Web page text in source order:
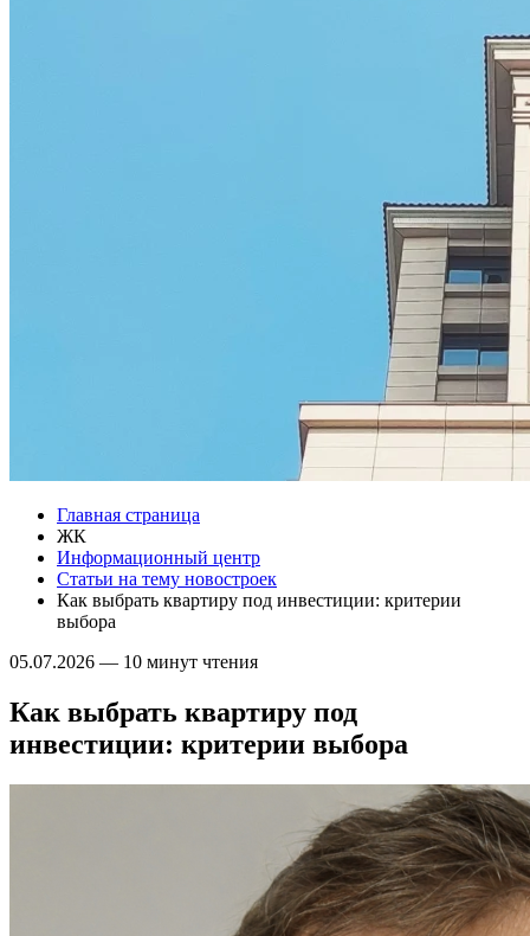
Главная страница
ЖК
Информационный центр
Статьи на тему новостроек
Как выбрать квартиру под инвестиции: критерии
выбора
05.07.2026 — 10 минут чтения
Как выбрать квартиру под
инвестиции: критерии выбора